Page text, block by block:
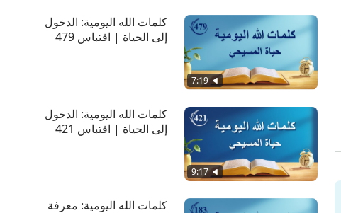
7:19
كلمات الله اليومية: الدخول
إلى الحياة | اقتباس 479
9:17
كلمات الله اليومية: الدخول
إلى الحياة | اقتباس 421
كلمات الله اليومية: معرفة